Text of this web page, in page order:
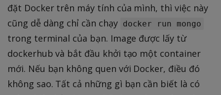
đặt Docker trên máy tính của mình, thì việc này
cũng dễ dàng chỉ cần chạy docker run mongo
trong terminal của bạn. Image được lấy từ
dockerhub và bắt đầu khởi tạo một container
mới. Nếu bạn không quen với Docker, điều đó
không sao. Tất cả những gì bạn cần biết là có